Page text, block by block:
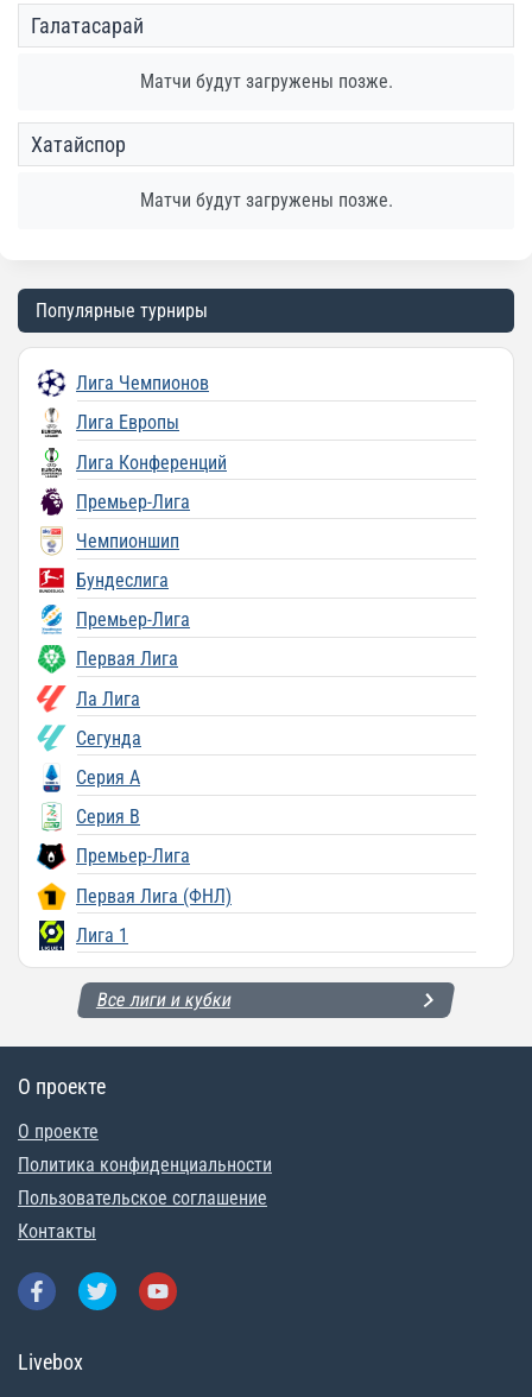
Галатасарай
Матчи будут загружены позже.
Хатайспор
Матчи будут загружены позже.
Популярные турниры
Лига Чемпионов
Лига Европы
Лига Конференций
Премьер-Лига
Чемпионшип
Бундеслига
Премьер-Лига
Первая Лига
Ла Лига
Сегунда
Серия A
Серия B
Премьер-Лига
Первая Лига (ФНЛ)
Лига 1
Все лиги и кубки
О проекте
О проекте
Политика конфиденциальности
Пользовательское соглашение
Контакты
Livebox